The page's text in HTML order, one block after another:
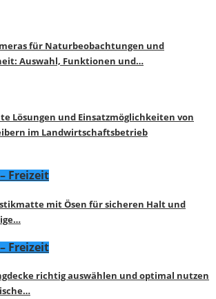
für Naturbeobachtungen und
Auswahl, Funktionen und…
Lösungen und Einsatzmöglichkeiten von
im Landwirtschaftsbetrieb
Freizeit
mit Ösen für sicheren Halt und
Freizeit
richtig auswählen und optimal nutzen